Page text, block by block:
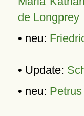
de Longprey
• neu:
• Update:
• neu: